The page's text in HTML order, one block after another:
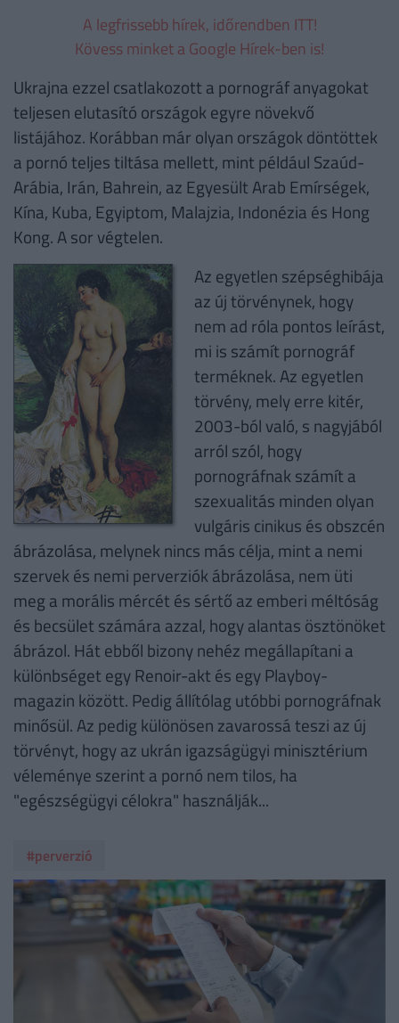
A legfrissebb hírek, időrendben ITT!
Kövess minket a Google Hírek-ben is!
Ukrajna ezzel csatlakozott a pornográf anyagokat
teljesen elutasító országok egyre növekvő
listájához. Korábban már olyan országok döntöttek
a pornó teljes tiltása mellett, mint például Szaúd-
Arábia, Irán, Bahrein, az Egyesült Arab Emírségek,
Kína, Kuba, Egyiptom, Malajzia, Indonézia és Hong
Kong. A sor végtelen.
Az egyetlen szépséghibája
az új törvénynek, hogy
nem ad róla pontos leírást,
mi is számít pornográf
terméknek. Az egyetlen
törvény, mely erre kitér,
2003-ból való, s nagyjából
arról szól, hogy
pornográfnak számít a
szexualitás minden olyan
vulgáris cinikus és obszcén
ábrázolása, melynek nincs más célja, mint a nemi
szervek és nemi perverziók ábrázolása, nem üti
meg a morális mércét és sértő az emberi méltóság
és becsület számára azzal, hogy alantas ösztönöket
ábrázol. Hát ebből bizony nehéz megállapítani a
különbséget egy Renoir-akt és egy Playboy-
magazin között. Pedig állítólag utóbbi pornográfnak
minősül. Az pedig különösen zavarossá teszi az új
törvényt, hogy az ukrán igazságügyi minisztérium
véleménye szerint a pornó nem tilos, ha
"egészségügyi célokra" használják...
#perverzió